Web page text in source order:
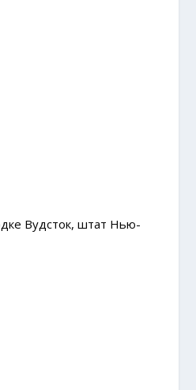
Вудсток, штат Нью-